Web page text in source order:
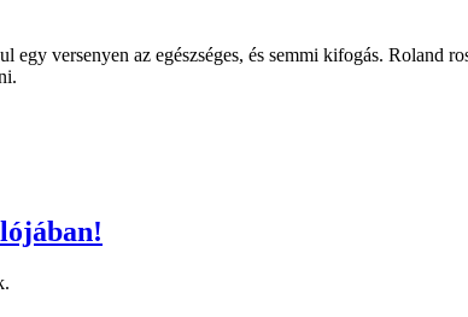
versenyen az egészséges, és semmi kifogás. Roland